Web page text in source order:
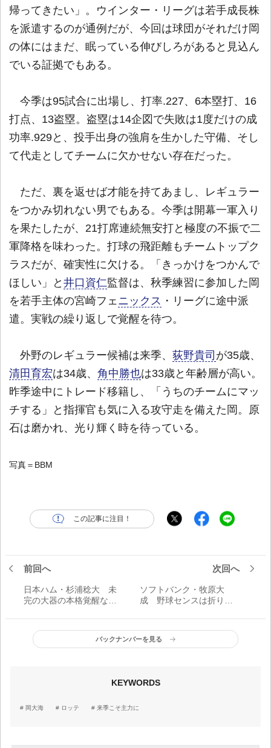
帰ってきたい」。ウインター・リーグは若手成長株
を派遣するのが通例だが、今回は球団がそれだけ岡
の体にはまだ、眠っている伸びしろがあると見込ん
でいる証拠でもある。
今季は95試合に出場し、打率.227、6本塁打、16
打点、13盗塁。盗塁は14企図で失敗は1度だけの成
功率.929と、投手出身の強肩を生かした守備、そし
て代走としてチームに欠かせない存在だった。
ただ、裏を返せば才能を持てあまし、レギュラー
をつかみ切れない男でもある。今季は開幕一軍入り
を果たしたが、21打席連続無安打と極度の不振で二
軍降格を味わった。打球の飛距離もチームトップク
ラスだが、確実性に欠ける。「きっかけをつかんで
ほしい」と 井口資仁監督は、秋季練習に参加した岡
を若手主体の宮崎フェ ニックス ・リーグに途中派
遣。実戦の繰り返しで覚醒を待つ。
外野のレギュラー候補は来季、 荻野貴司 が35歳、
清田育宏は34歳、 角中勝也は33歳と年齢層が高い。
昨季途中にトレード移籍し、「うちのチームにマッ
チする」と指揮官も気に入る攻守走を備えた岡。原
石は磨かれ、光り輝く時を待っている。
写真＝BBM
この記事に注目！
前回へ
日本ハム・杉浦稔大 未
完の大器の本格覚醒なる
次回へ
ソフトバンク・牧原大
成 野球センスは折り紙
バックナンバーを見る
KEYWORDS
岡大海 ロッテ 来季こそ主力に